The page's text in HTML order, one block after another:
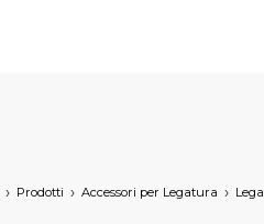
Prodotti Accessori per Legatura